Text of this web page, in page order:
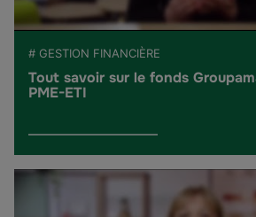
# GESTION FINANCIÈRE
Tout savoir sur le fonds
PME-ETI